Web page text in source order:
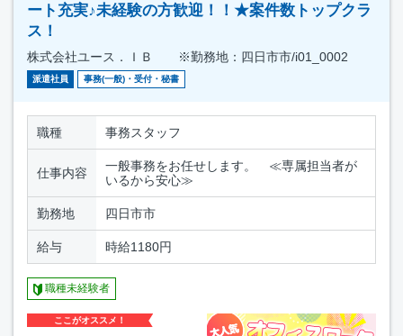
ート充実♪未経験の方歓迎！！★案件数トップクラ
ス！
株式会社ユース．ＩＢ ※勤務地：四日市市/i01_0002
派遣社員 事務(一般)・受付・秘書
職種 事務スタッフ
仕事内容
一般事務をお任せします。 ≪専属担当者が
いるから安心≫
勤務地 四日市市
給与 時給1180円
職種未経験者
ここがオススメ！